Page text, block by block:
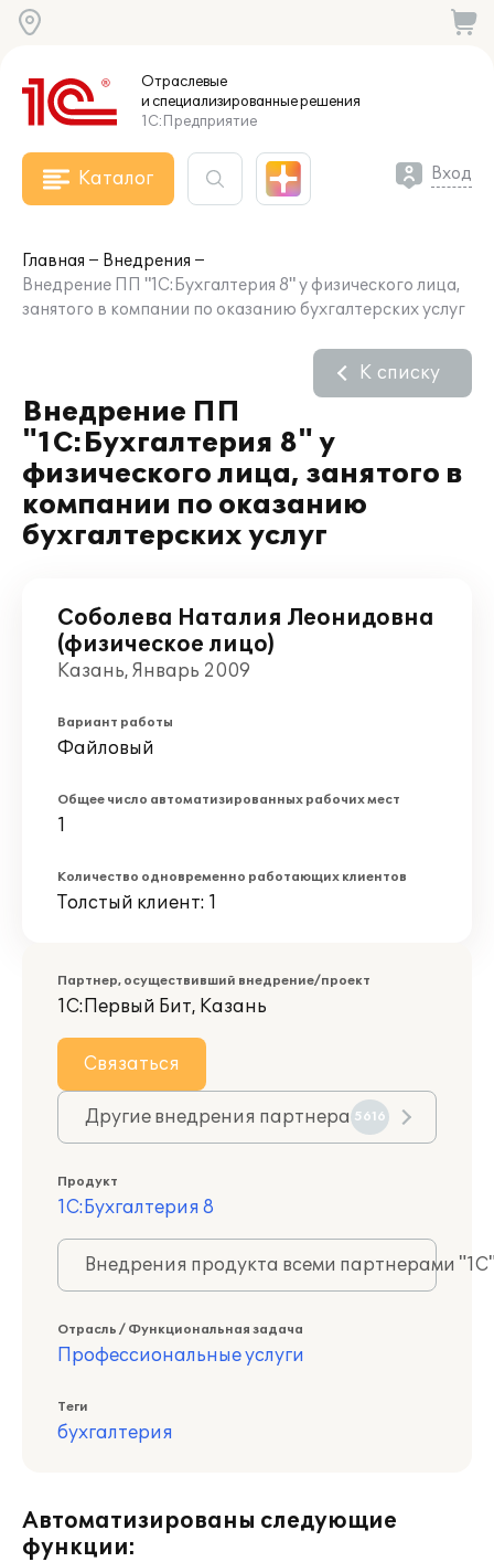
Отраслевые
и специализированныерешения
1С:Предприятие
Каталог Вход
Главная
Внедрения
Внедрение ПП "1C:Бухгалтерия 8" у физического лица,
занятого в компании по оказанию бухгалтерских услуг
Внедрение ПП
"1C:Бухгалтерия 8" у
физического лица, занятого в
компании по оказанию
бухгалтерских услуг
К списку
Соболева Наталия Леонидовна
(физическое лицо)
Казань, Январь 2009
Вариант работы
Файловый
Общее число автоматизированных рабочих мест
1
Количество одновременно работающих клиентов
Толстый клиент: 1
Партнер, осуществивший внедрение/проект
1С:Первый Бит, Казань
Связаться
Другие внедрения партнера 5616
Продукт
1С:Бухгалтерия 8
Внедрения продукта всеми партнерами
Отрасль / Функциональная задача
Профессиональные услуги
Теги
бухгалтерия
Автоматизированы следующие
функции: